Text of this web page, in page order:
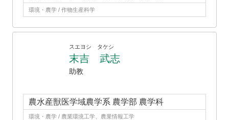
環境・農学 / 作物生産科学
スエヨシ タケシ
末吉 武志
助教
農水産獣医学域農学系 農学部 農学科
環境・農学 / 農業環境工学、農業情報工学